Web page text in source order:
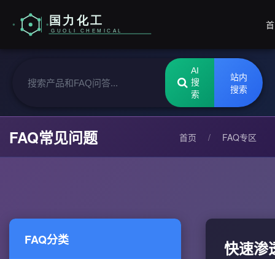
AI
搜
索
站内
搜索
FAQ常见问题 首页 / FAQ专区
FAQ分类 快速渗